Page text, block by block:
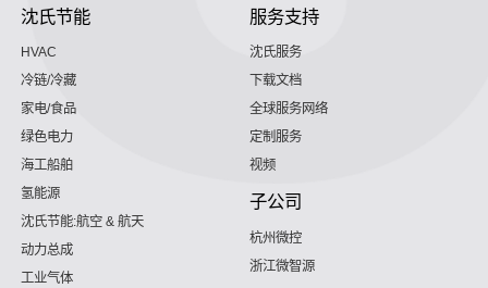
沈氏节能
HVAC
冷链/冷藏
家电/食品
绿色电力
海工船舶
氢能源
沈氏节能:航空 & 航天
动力总成
工业气体
服务支持
沈氏服务
下载文档
全球服务网络
定制服务
视频
子公司
杭州微控
浙江微智源